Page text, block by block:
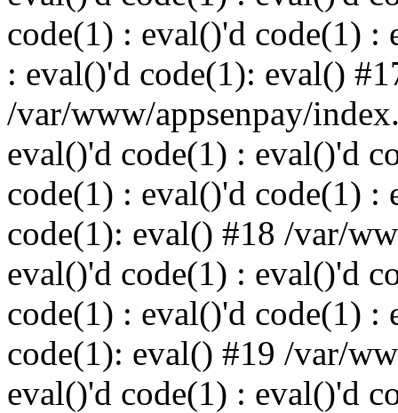
code(1) : eval()'d code(1) :
: eval()'d code(1): eval()
/var/www/appsenpay/
eval()'d code(1) : eval()'d
code(1) : eval()'d code(1) :
code(1): eval() #18 /var/
eval()'d code(1) : eval()'d
code(1) : eval()'d code(1) :
code(1): eval() #19 /var/
eval()'d code(1) : eval()'d